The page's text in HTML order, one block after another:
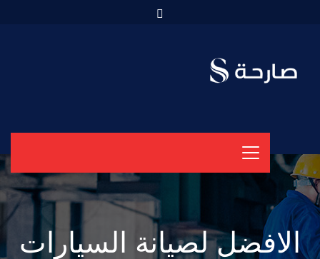
الافضل لصيانة السيارات